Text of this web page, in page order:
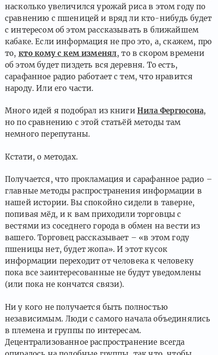
насколько увеличился урожай риса в этом году по
сравнению с пшеницей и вряд ли кто-нибудь будет
с интересом об этом рассказывать в ближайшем
кабаке. Если информация не про это, а, скажем, про
то, кто кому с кем изменял, то в скором времени
об этом будет пиздеть вся деревня. То есть,
сарафанное радио работает с тем, что нравится
народу. Или его части.
Много идей я подобрал из книги Нила Фергюсона,
но по сравнению с этой статьёй методы там
немного перепутаны.
Кстати, о методах.
Получается, что прокламация и сарафанное радио –
главные методы распространения информации в
нашей истории. Вы спокойно сидели в таверне,
попивая мёд, и к вам приходили торговцы с
вестями из соседнего города в обмен на вести из
вашего. Торговец рассказывает – «в этом году
пшеницы нет, будет жопа». И этот кусок
информации переходит от человека к человеку
пока все заинтересованные не будут уведомлены
(или пока не кончатся связи).
Ни у кого не получается быть полностью
независимым. Люди с самого начала объединялись
в племена и группы по интересам.
Децентрализованное распространение всегда